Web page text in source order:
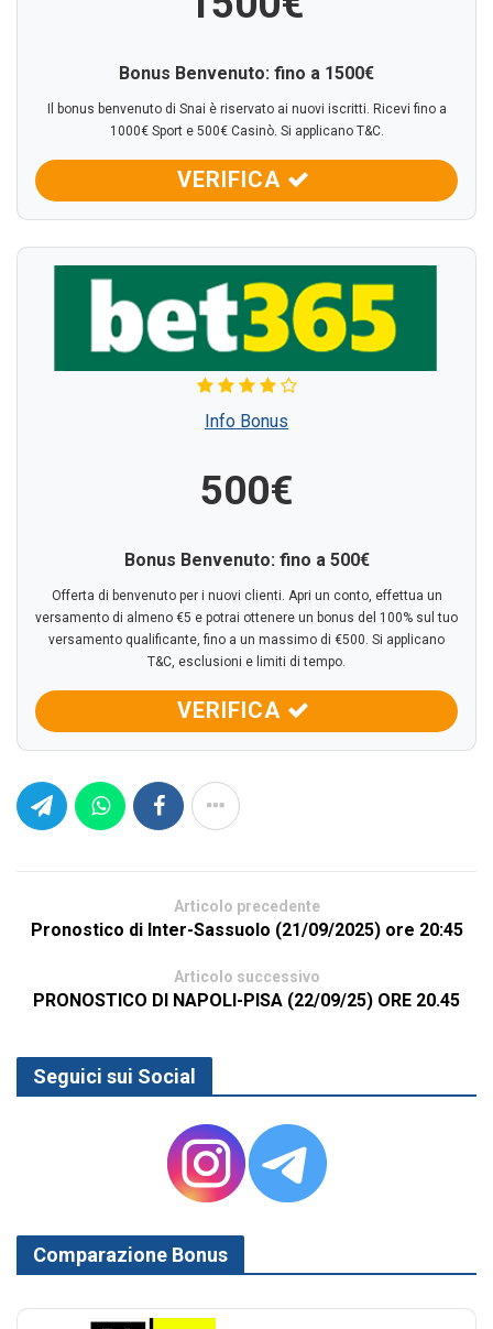
Bonus Benvenuto: fino a 1500€
Il bonus benvenuto di Snai è riservato ai nuovi iscritti. Ricevi fino a
1000€ Sport e 500€ Casinò. Si applicano T&C.
VERIFICA
Info Bonus
500€
Bonus Benvenuto: fino a 500€
Offerta di benvenuto per i nuovi clienti. Apri un conto, effettua un
versamento di almeno €5 e potrai ottenere un bonus del 100% sul tuo
versamento qualificante, fino a un massimo di €500. Si applicano
T&C, esclusioni e limiti di tempo.
VERIFICA
Articolo precedente
Pronostico di Inter-Sassuolo (21/09/2025) ore 20:45
Articolo successivo
PRONOSTICO DI NAPOLI-PISA (22/09/25) ORE 20.45
Seguici sui Social
Comparazione Bonus